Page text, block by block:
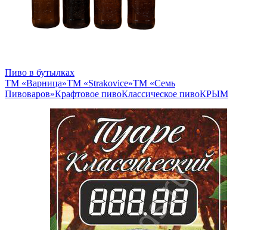
Пиво в бутылках
ТМ «Варница»ТМ «Strakovice»ТМ «Семь
Пивоваров»Крафтовое пивоКлассическое пивоКРЫМ